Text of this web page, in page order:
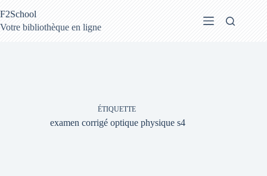
au
contenu
F2School
Votre bibliothèque en ligne
ÉTIQUETTE
examen corrigé optique physique s4